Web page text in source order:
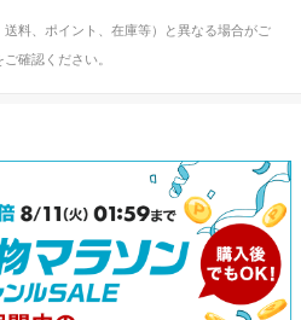
料、ポイント、在庫等）と異なる場合がご
確認ください。